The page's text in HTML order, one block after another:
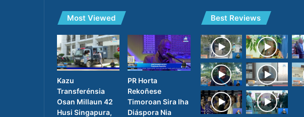
Most Viewed
Kazu
Transferénsia
Osan Millaun 42
Husi Singapura,
PR Horta
Rekoñese
Timoroan Sira Iha
Diáspora Nia
Best Reviews